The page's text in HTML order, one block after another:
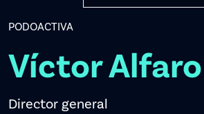
PODOACTIVA
Víctor Alfaro
Director general